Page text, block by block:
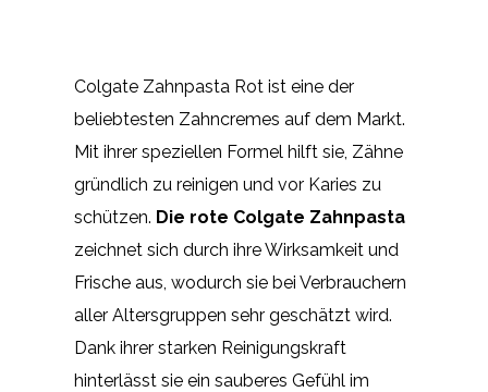
Colgate Zahnpasta Rot ist eine der
beliebtesten Zahncremes auf dem Markt.
Mit ihrer speziellen Formel hilft sie, Zähne
gründlich zu reinigen und vor Karies zu
schützen. Die rote Colgate Zahnpasta
zeichnet sich durch ihre Wirksamkeit und
Frische aus, wodurch sie bei Verbrauchern
aller Altersgruppen sehr geschätzt wird.
Dank ihrer starken Reinigungskraft
hinterlässt sie ein sauberes Gefühl im